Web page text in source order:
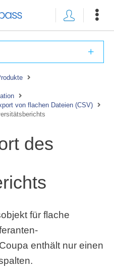
von flachen Dateien (CSV)
des
für flache
enthält nur einen